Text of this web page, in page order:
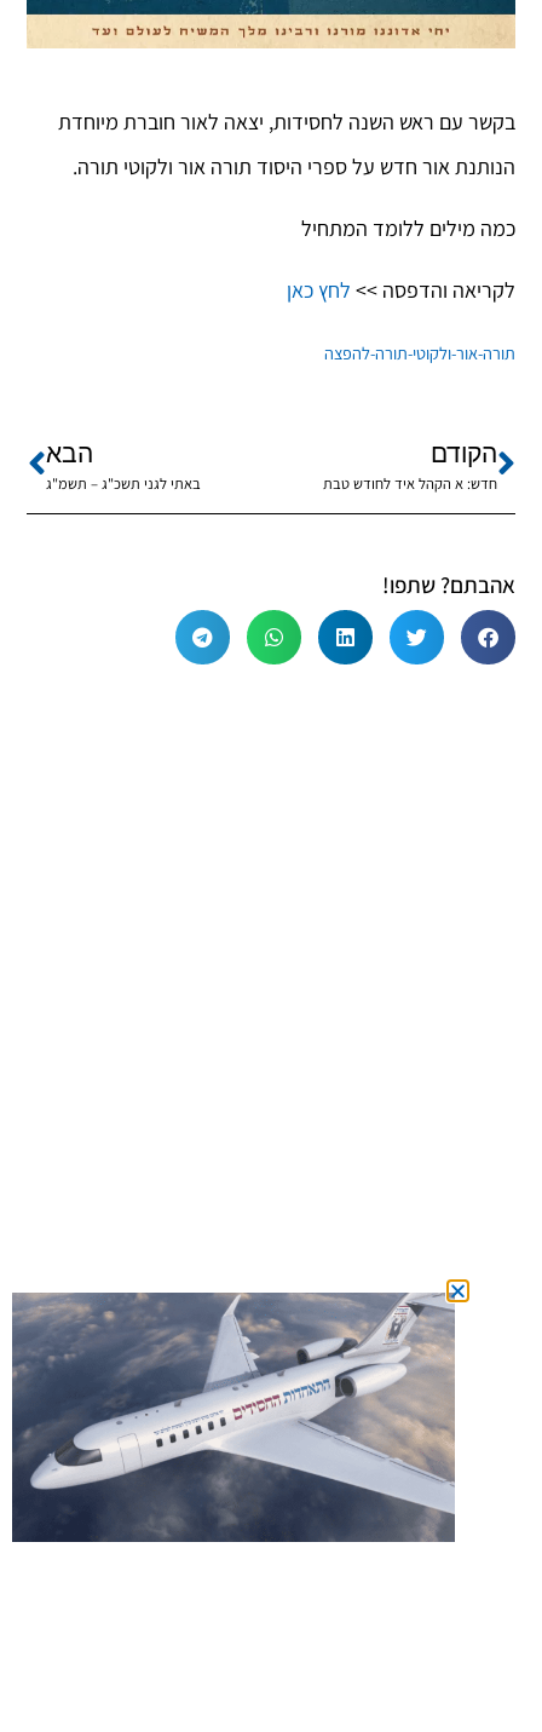
בקשר עם ראש השנה לחסידות, יצאה לאור חוברת מיוחדת
הנותנת אור חדש על ספרי היסוד תורה אור ולקוטי תורה.
כמה מילים ללומד המתחיל
לקריאה והדפסה >> לחץ כאן
תורה-אור-ולקוטי-תורה-להפצה
הקודם
חדש: א הקהל איד לחודש טבת
הבא
באתי לגני תשכ"ג – תשמ"ג
אהבתם? שתפו!
מצטרפים
למשפחת המנויים ומשתתפים בהגרלה על
טיסה לרבי מידי חודש!
הצטרפות מכאן!